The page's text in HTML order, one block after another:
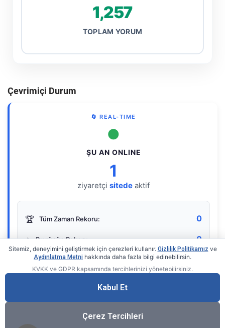
1,257
TOPLAM YORUM
Çevrimiçi Durum
🔄 REAL-TIME
●
ŞU AN ONLINE
1
ziyaretçi sitede aktif
🏆 Tüm Zaman Rekoru: 0
⭐ Bugünün Rekoru: 0
Gerçek zamanlı sayaç
Sitemiz, deneyimini geliştirmek için çerezleri kullanır. Gizlilik Politikamız ve
Aydınlatma Metni hakkında daha fazla bilgi edinebilirsin.
KVKK ve GDPR kapsamında tercihlerinizi yönetebilirsiniz.
Kabul Et
Çerez Tercihleri